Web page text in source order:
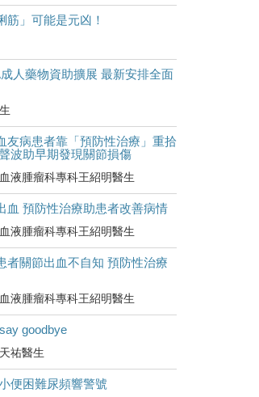
筋」可能是元凶！
人藥物資助擴展 最新安排全面
病患者靠「預防性治療」重拾
波助早期發現關節損傷
液腫瘤科專科王紹明醫生
血 預防性治療助患者改善病情
液腫瘤科專科王紹明醫生
者關節出血不自知 預防性治療
液腫瘤科專科王紹明醫生
goodbye
祐醫生
便困難尿頻響警號